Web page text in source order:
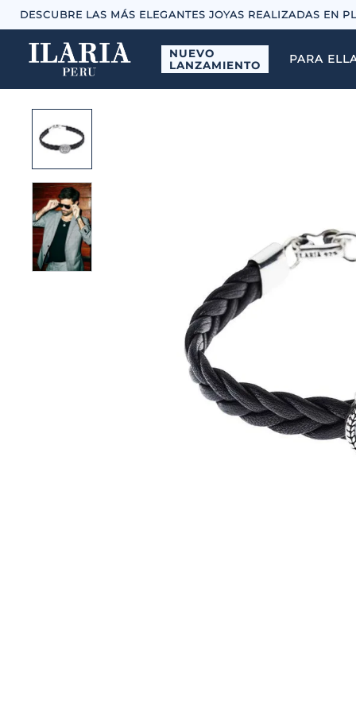
DESCUBRE LAS MÁS ELEGANTES JOYAS REALIZADAS EN
NUEVO
LANZAMIENTO
PARA